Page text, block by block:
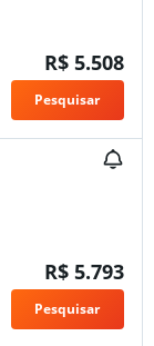
R$ 5.508
Pesquisar
R$ 5.793
Pesquisar